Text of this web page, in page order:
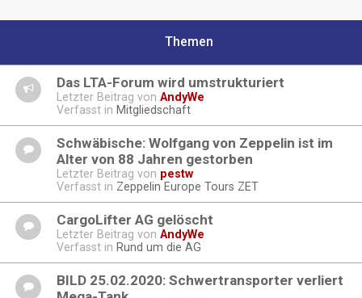
Themen
Das LTA-Forum wird umstrukturiert
Letzter Beitrag von AndyWe
Verfasst in Mitgliedschaft
Schwäbische: Wolfgang von Zeppelin ist im
Alter von 88 Jahren gestorben
Letzter Beitrag von pestw
Verfasst in Zeppelin Europe Tours ZET
CargoLifter AG gelöscht
Letzter Beitrag von AndyWe
Verfasst in Rund um die AG
BILD 25.02.2020: Schwertransporter verliert